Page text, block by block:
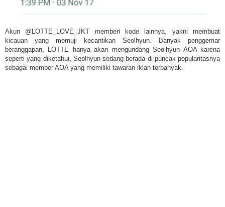
Akun @LOTTE_LOVE_JKT memberi kode lainnya, yakni membuat
kicauan yang memuji kecantikan Seolhyun. Banyak penggemar
beranggapan, LOTTE hanya akan mengundang Seolhyun AOA karena
seperti yang diketahui, Seolhyun sedang berada di puncak popularitasnya
sebagai member AOA yang memiliki tawaran iklan terbanyak.